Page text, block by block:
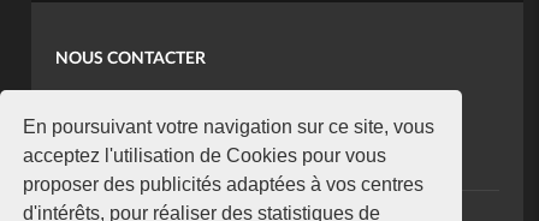
En poursuivant votre navigation sur ce site, vous
acceptez l'utilisation de Cookies pour vous
proposer des publicités adaptées à vos centres
d'intérêts, pour réaliser des statistiques de
NOUS CONTACTER
koaci@yahoo.fr
+225 07 08 85 52 93